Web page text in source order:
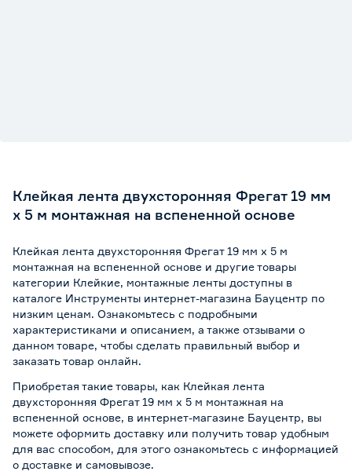
Клейкая лента двухсторонняя Фрегат 19 мм
х 5 м монтажная на вспененной основе
Клейкая лента двухсторонняя Фрегат 19 мм х 5 м
монтажная на вспененной основе и другие товары
категории Клейкие, монтажные ленты доступны в
каталоге Инструменты интернет-магазина Бауцентр по
низким ценам. Ознакомьтесь с подробными
характеристиками и описанием, а также отзывами о
данном товаре, чтобы сделать правильный выбор и
заказать товар онлайн.
Приобретая такие товары, как Клейкая лента
двухсторонняя Фрегат 19 мм х 5 м монтажная на
вспененной основе, в интернет-магазине Бауцентр, вы
можете оформить доставку или получить товар удобным
для вас способом, для этого ознакомьтесь с информацией
о доставке и самовывозе.